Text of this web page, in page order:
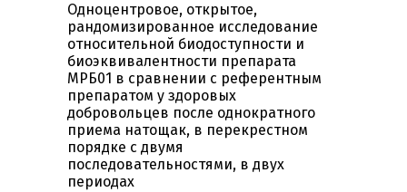
Одноцентровое, открытое,
рандомизированное исследование
относительной биодоступности и
биоэквивалентности препарата
МРБ01 в сравнении с референтным
препаратом у здоровых
добровольцев после однократного
приема натощак, в перекрестном
порядке с двумя
последовательностями, в двух
периодах